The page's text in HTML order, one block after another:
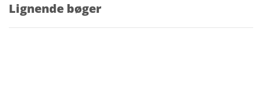
Lignende bøger